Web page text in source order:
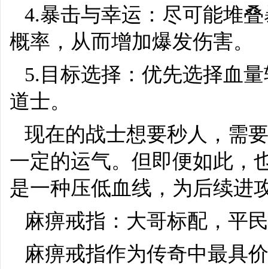
4.暴击与幸运：尽可能堆
概率，从而增加爆发伤害。
5.目标选择：优先选择血
道士。
现在的战士想要秒人，需
一定的运气。但即便如此，
是一种压低血线，为后续进
麻痹戒指：大哥标配，平
麻痹戒指作为传奇中最具